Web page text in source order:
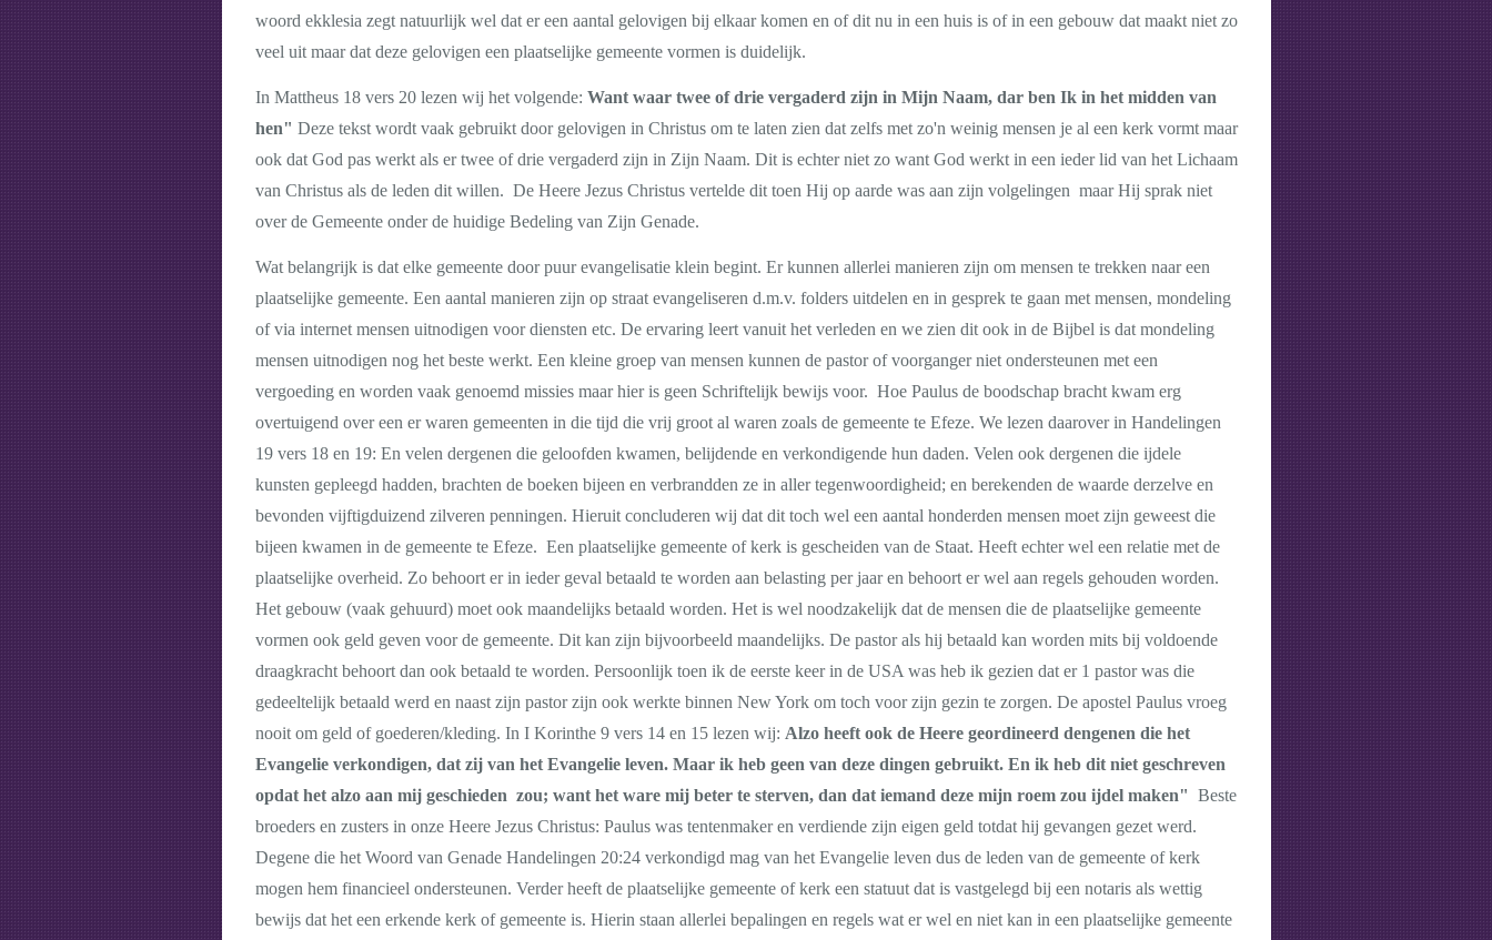
woord ekklesia zegt natuurlijk wel dat er een aantal gelovigen bij elkaar komen en of dit nu in een huis is of in een gebouw dat maakt niet zo
veel uit maar dat deze gelovigen een plaatselijke gemeente vormen is duidelijk.
In Mattheus 18 vers 20 lezen wij het volgende: Want waar twee of drie vergaderd zijn in Mijn Naam, dar ben Ik in het midden van
hen" Deze tekst wordt vaak gebruikt door gelovigen in Christus om te laten zien dat zelfs met zo'n weinig mensen je al een kerk vormt maar
ook dat God pas werkt als er twee of drie vergaderd zijn in Zijn Naam. Dit is echter niet zo want God werkt in een ieder lid van het Lichaam
van Christus als de leden dit willen. De Heere Jezus Christus vertelde dit toen Hij op aarde was aan zijn volgelingen maar Hij sprak niet
over de Gemeente onder de huidige Bedeling van Zijn Genade.
Wat belangrijk is dat elke gemeente door puur evangelisatie klein begint. Er kunnen allerlei manieren zijn om mensen te trekken naar een
plaatselijke gemeente. Een aantal manieren zijn op straat evangeliseren d.m.v. folders uitdelen en in gesprek te gaan met mensen, mondeling
of via internet mensen uitnodigen voor diensten etc. De ervaring leert vanuit het verleden en we zien dit ook in de Bijbel is dat mondeling
mensen uitnodigen nog het beste werkt. Een kleine groep van mensen kunnen de pastor of voorganger niet ondersteunen met een
vergoeding en worden vaak genoemd missies maar hier is geen Schriftelijk bewijs voor. Hoe Paulus de boodschap bracht kwam erg
overtuigend over een er waren gemeenten in die tijd die vrij groot al waren zoals de gemeente te Efeze. We lezen daarover in Handelingen
19 vers 18 en 19: En velen dergenen die geloofden kwamen, belijdende en verkondigende hun daden. Velen ook dergenen die ijdele
kunsten gepleegd hadden, brachten de boeken bijeen en verbrandden ze in aller tegenwoordigheid; en berekenden de waarde derzelve en
bevonden vijftigduizend zilveren penningen. Hieruit concluderen wij dat dit toch wel een aantal honderden mensen moet zijn geweest die
bijeen kwamen in de gemeente te Efeze. Een plaatselijke gemeente of kerk is gescheiden van de Staat. Heeft echter wel een relatie met de
plaatselijke overheid. Zo behoort er in ieder geval betaald te worden aan belasting per jaar en behoort er wel aan regels gehouden worden.
Het gebouw (vaak gehuurd) moet ook maandelijks betaald worden. Het is wel noodzakelijk dat de mensen die de plaatselijke gemeente
vormen ook geld geven voor de gemeente. Dit kan zijn bijvoorbeeld maandelijks. De pastor als hij betaald kan worden mits bij voldoende
draagkracht behoort dan ook betaald te worden. Persoonlijk toen ik de eerste keer in de USA was heb ik gezien dat er 1 pastor was die
gedeeltelijk betaald werd en naast zijn pastor zijn ook werkte binnen New York om toch voor zijn gezin te zorgen. De apostel Paulus vroeg
nooit om geld of goederen/kleding. In I Korinthe 9 vers 14 en 15 lezen wij: Alzo heeft ook de Heere geordineerd dengenen die het
Evangelie verkondigen, dat zij van het Evangelie leven. Maar ik heb geen van deze dingen gebruikt. En ik heb dit niet geschreven
opdat het alzo aan mij geschieden zou; want het ware mij beter te sterven, dan dat iemand deze mijn roem zou ijdel maken" Beste
broeders en zusters in onze Heere Jezus Christus: Paulus was tentenmaker en verdiende zijn eigen geld totdat hij gevangen gezet werd.
Degene die het Woord van Genade Handelingen 20:24 verkondigd mag van het Evangelie leven dus de leden van de gemeente of kerk
mogen hem financieel ondersteunen. Verder heeft de plaatselijke gemeente of kerk een statuut dat is vastgelegd bij een notaris als wettig
bewijs dat het een erkende kerk of gemeente is. Hierin staan allerlei bepalingen en regels wat er wel en niet kan in een plaatselijke gemeente